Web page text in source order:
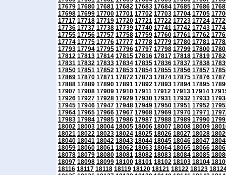
17679 17680 17681 17682 17683 17684 17685 17686
17698 17699 17700 17701 17702 17703 17704 17705
17717 17718 17719 17720 17721 17722 17723 17724
17736 17737 17738 17739 17740 17741 17742 17743
17755 17756 17757 17758 17759 17760 17761 17762
17774 17775 17776 17777 17778 17779 17780 17781
17793 17794 17795 17796 17797 17798 17799 17800
17812 17813 17814 17815 17816 17817 17818 17819
17831 17832 17833 17834 17835 17836 17837 17838
17850 17851 17852 17853 17854 17855 17856 17857
17869 17870 17871 17872 17873 17874 17875 17876
17888 17889 17890 17891 17892 17893 17894 17895
17907 17908 17909 17910 17911 17912 17913 17914
17926 17927 17928 17929 17930 17931 17932 17933
17945 17946 17947 17948 17949 17950 17951 17952
17964 17965 17966 17967 17968 17969 17970 17971
17983 17984 17985 17986 17987 17988 17989 17990
18002 18003 18004 18005 18006 18007 18008 18009
18021 18022 18023 18024 18025 18026 18027 18028
18040 18041 18042 18043 18044 18045 18046 18047
18059 18060 18061 18062 18063 18064 18065 18066
18078 18079 18080 18081 18082 18083 18084 18085
18097 18098 18099 18100 18101 18102 18103 18104
18116 18117 18118 18119 18120 18121 18122 18123